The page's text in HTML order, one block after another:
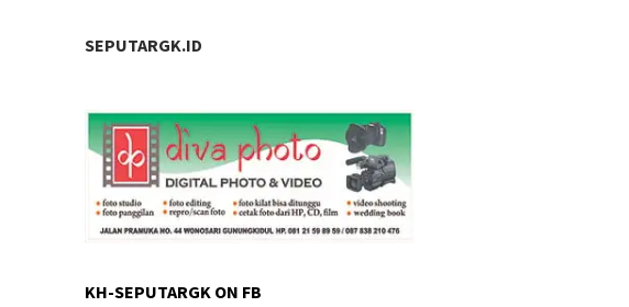
SEPUTARGK.ID
KH-SEPUTARGK ON FB